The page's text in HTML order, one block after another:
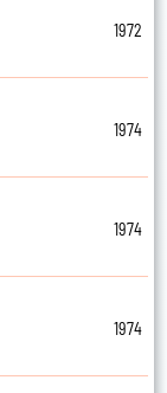
1972
1974
1974
1974